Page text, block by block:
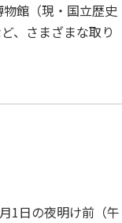
館（現・国立歴史
、さまざまな取り
1日の夜明け前（午